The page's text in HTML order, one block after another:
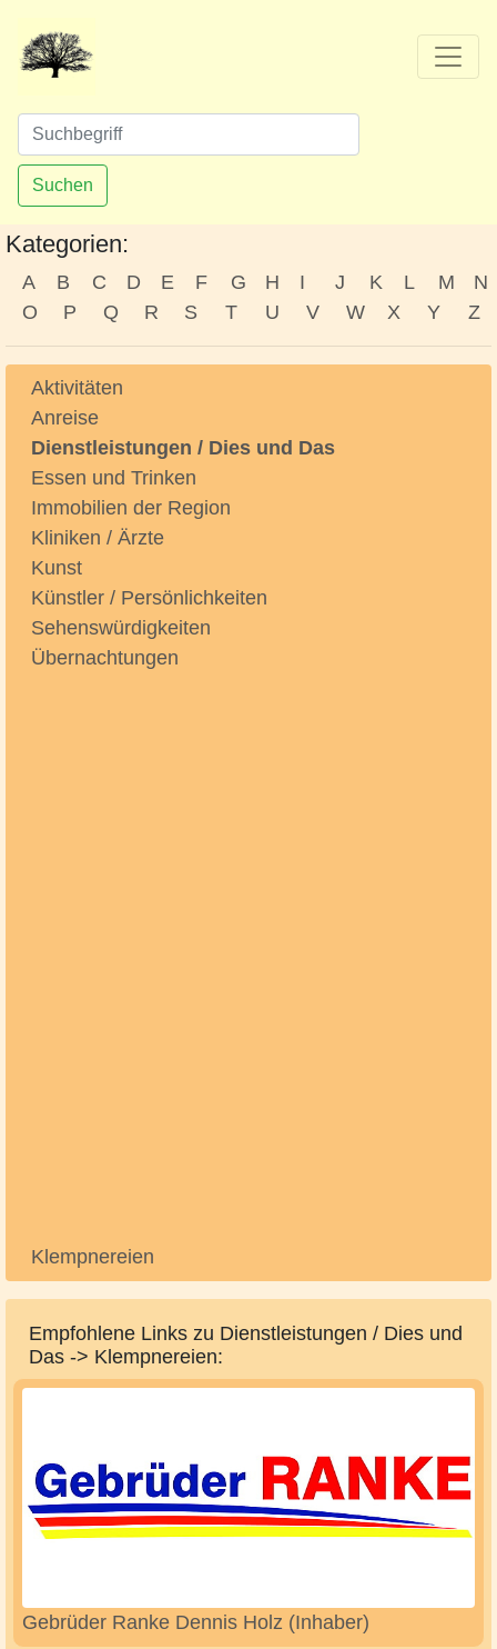
Suchen
Kategorien:
A B C D E F G H I J K L M
N
O
P Q R S T U V W X Y Z
Aktivitäten
Anreise
Dienstleistungen / Dies und Das
Essen und Trinken
Immobilien der Region
Kliniken / Ärzte
Kunst
Künstler / Persönlichkeiten
Sehenswürdigkeiten
Übernachtungen
Klempnereien
Empfohlene Links zu Dienstleistungen / Dies und
Das -> Klempnereien:
Gebrüder Ranke Dennis Holz (Inhaber)